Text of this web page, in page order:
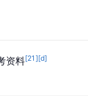
资料[21 ][d]